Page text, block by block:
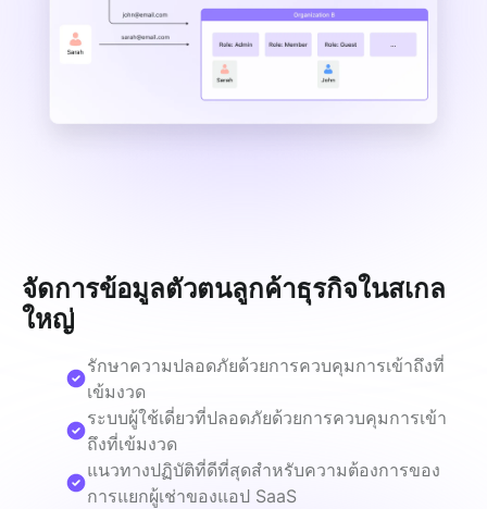
จัดการข้อมูลตัวตนลูกค้าธุรกิจในสเกล
ใหญ่
รักษาความปลอดภัยด้วยการควบคุมการเข้าถึงที่
เข้มงวด
ระบบผู้ใช้เดี่ยวที่ปลอดภัยด้วยการควบคุมการเข้า
ถึงที่เข้มงวด
แนวทางปฏิบัติที่ดีที่สุดสำหรับความต้องการของ
การแยกผู้เช่าของแอป SaaS